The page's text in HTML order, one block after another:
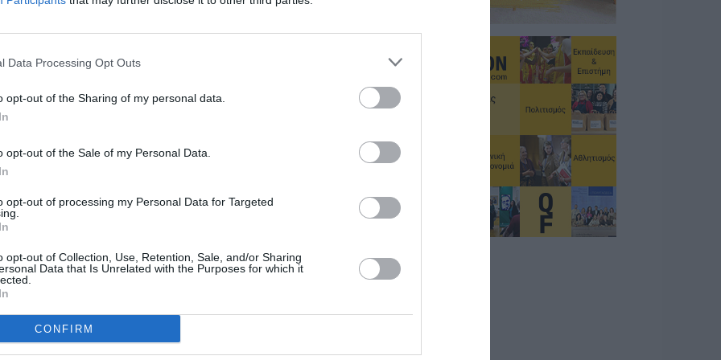
Data Processing Opt Outs
opt-out of the Sharing of my personal data.
opt-out of the Sale of my Personal Data.
opt-out of processing my Personal Data for Targeted
opt-out of Collection, Use, Retention, Sale, and/or Sharing
Data that Is Unrelated with the Purposes for which it
CONFIRM